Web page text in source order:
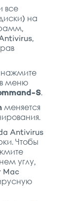
все
на
нажмите
в меню
S.
меняется
Antivirus
Чтобы
углу,
Mac